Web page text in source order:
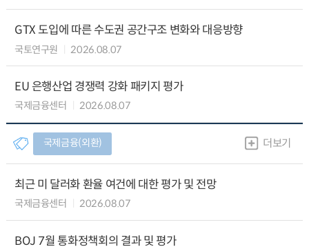
GTX 도입에 따른 수도권 공간구조 변화와 대응방향
국토연구원 2026.08.07
EU 은행산업 경쟁력 강화 패키지 평가
국제금융센터 2026.08.07
국제금융(외환) 더보기
최근 미 달러화 환율 여건에 대한 평가 및 전망
국제금융센터 2026.08.07
BOJ 7월 통화정책회의 결과 및 평가